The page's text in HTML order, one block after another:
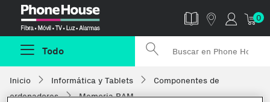
0
Todo
Inicio Informática y Tablets
Componentes de
ordenadores
Memoria RAM